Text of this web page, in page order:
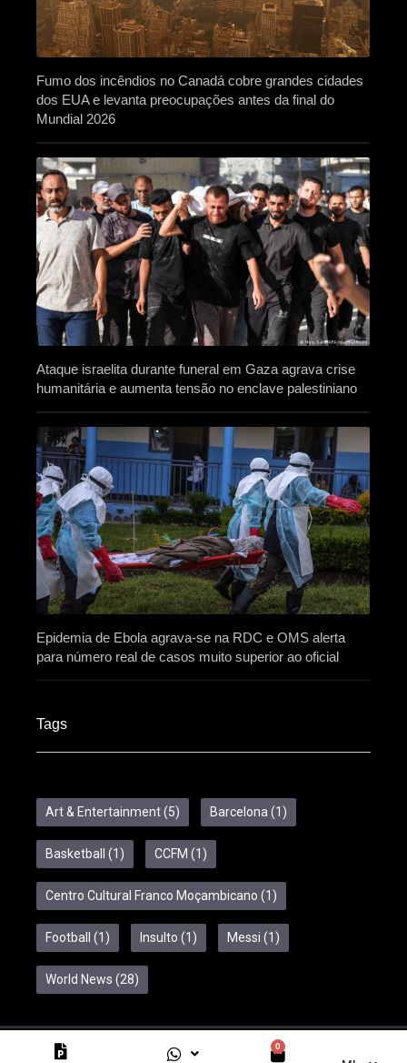
0
Fumo dos incêndios no Canadá cobre grandes cidades
dos EUA e levanta preocupações antes da final do
Mundial 2026
Ataque israelita durante funeral em Gaza agrava crise
humanitária e aumenta tensão no enclave palestiniano
Epidemia de Ebola agrava-se na RDC e OMS alerta
para número real de casos muito superior ao oficial
Tags
Art & Entertainment(5) Barcelona(1)
Basketball (1) CCFM (1)
Centro Cultural Franco Moçambicano (1)
Football (1) Insulto (1) Messi (1)
World News (28)
Copyright © 2024 Feelcom. All Rights Reserved.